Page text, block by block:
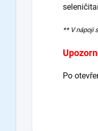
** V nápoji
Po